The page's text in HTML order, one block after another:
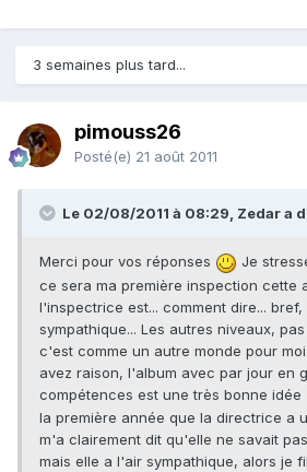
3 semaines plus tard...
pimouss26
Posté(e) 21 août 2011
Le 02/08/2011 à 08:29, Zedar a
Merci pour vos réponses
Je
ce sera ma première inspection cette
l'inspectrice est... comment dire... bref,
sympathique... Les autres niveaux,
c'est comme un autre monde pour
avez raison, l'album avec par jour en
compétences est une très bonne idée
la première année que la directrice a
m'a clairement dit qu'elle ne savait
mais elle a l'air sympathique, alors je